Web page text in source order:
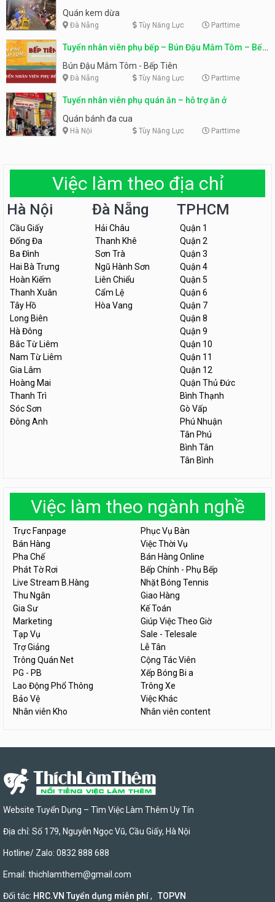
Quán kem dừa
Đà Nẵng Tùy Năng Lực Parttime
Tuyển nhân viên phụ bếp – Bún Đậu Mắm Tôm – Bếp
Tiên
Bún Đậu Mắm Tôm - Bếp Tiên
Đà Nẵng Tùy Năng Lực Parttime
Tuyển nhân viên phụ quán ăn – hỗ trợ ăn ở
Quán bánh đa cua
Hà Nội Tùy Năng Lực Parttime
Việc làm theo địa chỉ
Hà Nội
Cầu Giấy
Đống Đa
Ba Đình
Hai Bà Trưng
Hoàn Kiếm
Thanh Xuân
Tây Hồ
Long Biên
Hà Đông
Bắc Từ Liêm
Nam Từ Liêm
Gia Lâm
Hoàng Mai
Thanh Trì
Sóc Sơn
Đông Anh
Đà Nẵng
Hải Châu
Thanh Khê
Sơn Trà
Ngũ Hành Sơn
Liên Chiểu
Cẩm Lệ
Hòa Vang
TPHCM
Quận 1
Quận 2
Quận 3
Quận 4
Quận 5
Quận 6
Quận 7
Quận 8
Quận 9
Quận 10
Quận 11
Quận 12
Quận Thủ Đức
Bình Thạnh
Gò Vấp
Phú Nhuận
Tân Phú
Bình Tân
Tân Bình
Việc làm theo ngành nghề
Trực Fanpage
Phục Vụ Bàn
Bán Hàng
Việc Thời Vụ
Pha Chế
Bán Hàng Online
Phát Tờ Rơi
Bếp Chính - Phụ Bếp
Live Stream B.Hàng
Nhặt Bóng Tennis
Thu Ngân
Giao Hàng
Gia Sư
Kế Toán
Marketing
Giúp Việc Theo Giờ
Tạp Vụ
Sale - Telesale
Trợ Giảng
Lễ Tân
Trông Quán Net
Cộng Tác Viên
PG - PB
Xếp Bóng Bi a
Lao Động Phổ Thông
Trông Xe
Bảo Vệ
Việc Khác
Nhân viên Kho
Nhân viên content
Website Tuyển Dụng – Tìm Việc Làm Thêm Uy Tín
Địa chỉ: Số 179, Nguyễn Ngọc Vũ, Cầu Giấy, Hà Nội
Hotline/ Zalo: 0832 888 688
Email: thichlamthem@gmail.com
Đối tác: HRC.VN Tuyển dụng miễn phí, TOPVN